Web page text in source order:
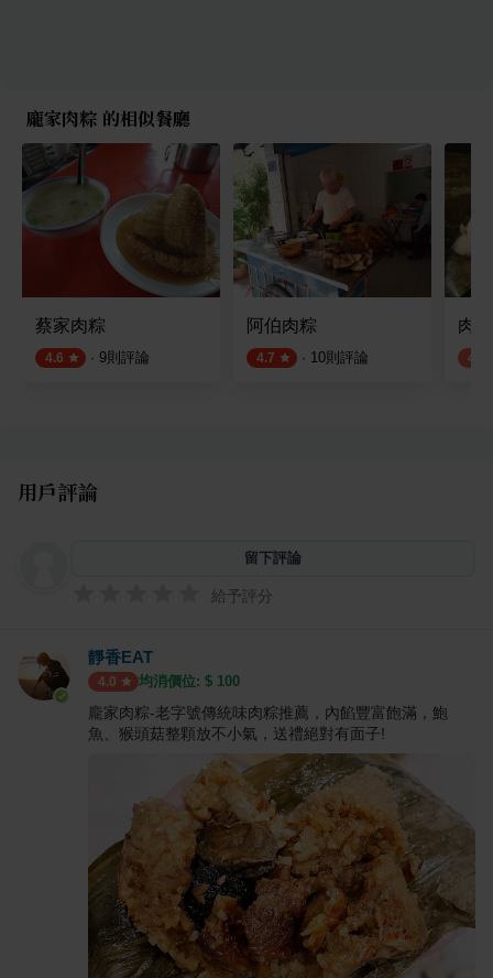
龐家肉粽 的相似餐廳
蔡家肉粽
4.6 · 9則評論
阿伯肉粽
4.7 · 10則評論
肉
4.0
用戶評論
留下評論
給予評分
靜香EAT
4.0 均消價位: $ 100
龐家肉粽-老字號傳統味肉粽推薦，內餡豐富飽滿，鮑
魚、猴頭菇整顆放不小氣，送禮絕對有面子!